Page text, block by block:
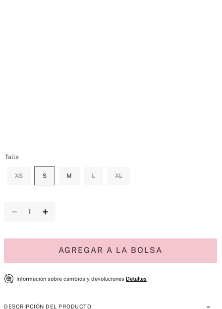
Talla
XS S M L XL
＋
－
AGREGAR A LA BOLSA
Información sobre cambios y devoluciones Detalles
DESCRIPCIÓN DEL PRODUCTO